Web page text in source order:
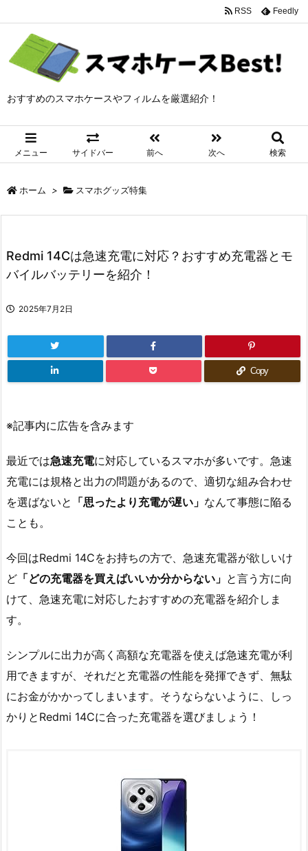
おすすめのスマホケースやフィルムを厳選紹介！
メニュー サイドバー 前へ 次へ 検索
RSS Feedly
ホーム > スマホグッズ特集
Redmi 14Cは急速充電に対応？おすすめ充電器とモ
バイルバッテリーを紹介！
2025年7月2日
Copy
※記事内に広告を含みます
最近では急速充電に対応しているスマホが多いです。急速
充電には規格と出力の問題があるので、適切な組み合わせ
を選ばないと 「思ったより充電が遅い」 なんて事態に陥る
ことも。
今回はRedmi 14Cをお持ちの方で、急速充電器が欲しいけ
ど 「どの充電器を買えばいいか分からない」 と言う方に向
けて、急速充電に対応したおすすめの充電器を紹介しま
す。
シンプルに出力が高く高額な充電器を使えば急速充電が利
用できますが、それだと充電器の性能を発揮できず、無駄
にお金がかかってしまいます。そうならないように、しっ
かりとRedmi 14Cに合った充電器を選びましょう！